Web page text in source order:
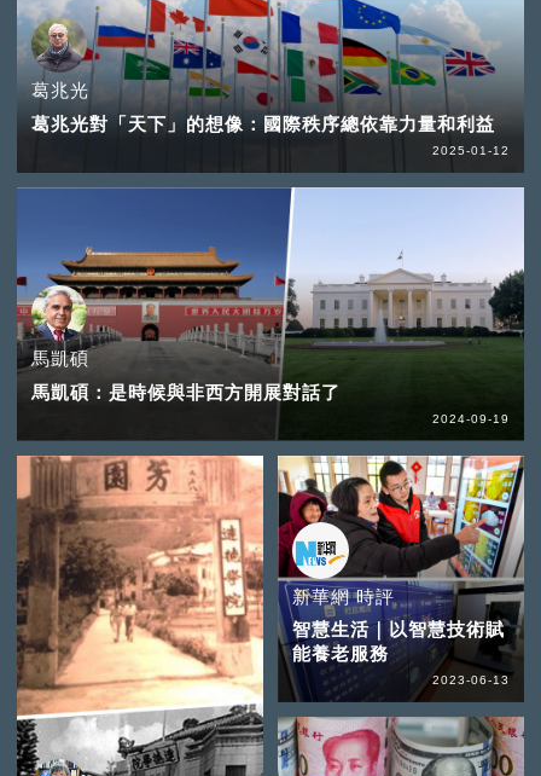
葛兆光
葛兆光對「天下」的想像：國際秩序總依靠力量和利益
2025-01-12
馬凱碩
馬凱碩：是時候與非西方開展對話了
2024-09-19
新華網 時評
智慧生活｜以智慧技術賦
能養老服務
2023-06-13